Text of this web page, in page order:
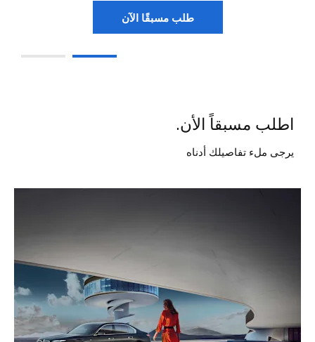
طلب مسبقًا الآن
اطلب مسبقاً الأن.
يرجى ملء تفاصيلك أدناه